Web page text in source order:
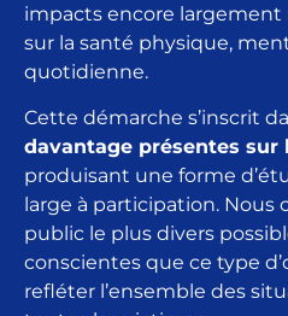
impacts encore
sur la santé physique,
quotidienne.
Cette démarche s’inscrit
davantage présentes sur
produisant une forme
large à participation.
public le plus divers
conscientes que ce type
refléter l’ensemble des